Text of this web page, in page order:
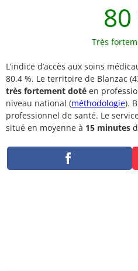
80
Très
L’indice d’accès aux soins
80.4 %. Le territoire de Blanzac
très fortement doté en
niveau national (méthodologie).
professionnel de santé. Le
situé en moyenne à 15 minutes